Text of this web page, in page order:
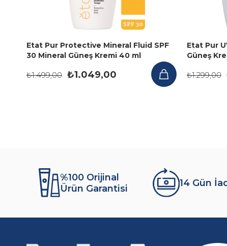
Etat Pur Protective Mineral Fluid SPF
30 Mineral Güneş Kremi 40 ml
₺1.049,00
₺1.499,00
Etat Pur
Güneş
₺1.299,00
%100 Orijinal
Ürün Garantisi
14 Gün